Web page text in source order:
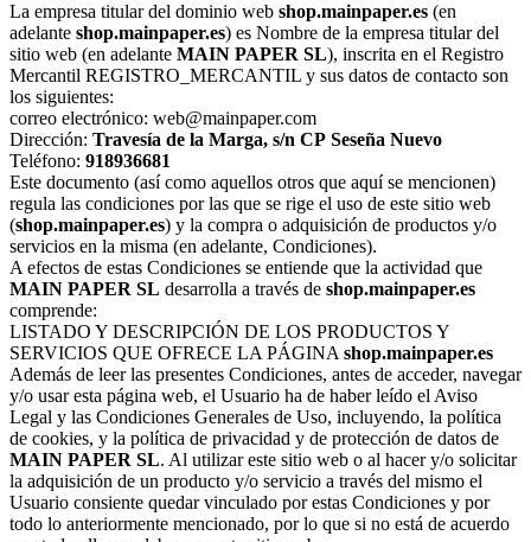
La empresa titular del dominio web shop.mainpaper.es (en
adelante shop.mainpaper.es) es Nombre de la empresa titular del
sitio web (en adelante MAIN PAPER SL), inscrita en el Registro
Mercantil REGISTRO_MERCANTIL y sus datos de contacto son
los siguientes:
correo electrónico: web@mainpaper.com
Dirección: Travesía de la Marga, s/n CP Seseña Nuevo
Teléfono: 918936681
Este documento (así como aquellos otros que aquí se mencionen)
regula las condiciones por las que se rige el uso de este sitio web
(shop.mainpaper.es) y la compra o adquisición de productos y/o
servicios en la misma (en adelante, Condiciones).
A efectos de estas Condiciones se entiende que la actividad que
MAIN PAPER SL desarrolla a través de shop.mainpaper.es
comprende:
LISTADO Y DESCRIPCIÓN DE LOS PRODUCTOS Y
SERVICIOS QUE OFRECE LA PÁGINA shop.mainpaper.es
Además de leer las presentes Condiciones, antes de acceder, navegar
y/o usar esta página web, el Usuario ha de haber leído el Aviso
Legal y las Condiciones Generales de Uso, incluyendo, la política
de cookies, y la política de privacidad y de protección de datos de
MAIN PAPER SL. Al utilizar este sitio web o al hacer y/o solicitar
la adquisición de un producto y/o servicio a través del mismo el
Usuario consiente quedar vinculado por estas Condiciones y por
todo lo anteriormente mencionado, por lo que si no está de acuerdo